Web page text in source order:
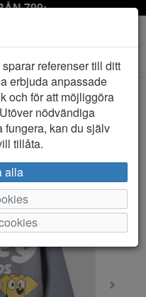
799:-
referenser till ditt
erbjuda anpassade
och för att möjliggöra
nödvändiga
fungera, kan du själv
tillåta.
alla